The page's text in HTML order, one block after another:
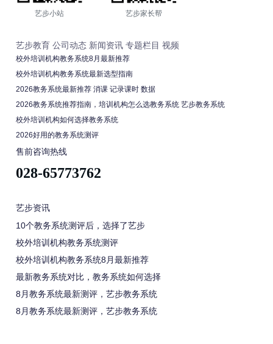
艺步小站 艺步家长帮
艺步教育 公司动态 新闻资讯 专题栏目 视频
校外培训机构教务系统8月最新推荐
校外培训机构教务系统最新选型指南
2026教务系统最新推荐 消课 记录课时 数据
2026教务系统推荐指南，培训机构怎么选教务系统 艺步教务系统
校外培训机构如何选择教务系统
2026好用的教务系统测评
售前咨询热线
028-65773762
艺步资讯
10个教务系统测评后，选择了艺步
校外培训机构教务系统测评
校外培训机构教务系统8月最新推荐
最新教务系统对比，教务系统如何选择
8月教务系统最新测评，艺步教务系统
8月教务系统最新测评，艺步教务系统